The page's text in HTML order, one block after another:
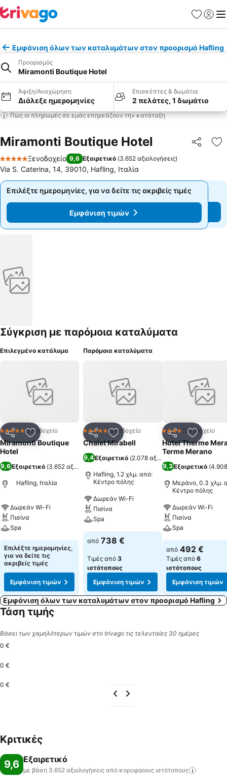
Εμφάνιση όλων των καταλυμάτων στον προορισμό Hafling
Προορισμός
Miramonti Boutique Hotel
Άφιξη/Αναχώρηση
Διάλεξε ημερομηνίες
Επισκέπτες & δωμάτια
2 πελάτες, 1 δωμάτιο
Πώς οι πληρωμές σε εμάς επηρεάζουν την κατάταξη
Miramonti Boutique Hotel
5 Αστέρια
Ξενοδοχείο 9,6 Εξαιρετικό (3.652 αξιολογήσεις)
Via S. Caterina, 14, 39010, Hafling, Ιταλία
Επιλέξτε ημερομηνίες, για να δείτε τις ακριβείς τιμές
Εμφάνιση τιμών
Επιλέξτε ημερομηνίες, για να δείτε τις ακριβείς τιμές
Εμφάνιση τιμών
Σύγκριση με παρόμοια καταλύματα
Επιλεγμένο κατάλυμα
ΚοινοποίησηΠροσθήκη στα αγαπημένα
5 ΑστέριαΞενοδοχείο
Miramonti Boutique
Hotel
9,6Εξαιρετικό (3.652 αξιολογήσεις
Hafling, Ιταλία
Δωρεάν Wi-Fi
Πισίνα
Spa
Επιλέξτε ημερομηνίες,
για να δείτε τις
ακριβείς τιμές
Εμφάνιση τιμών
Παρόμοια καταλύματα
ΚοινοποίησηΠροσθήκη στα αγαπημένα
5 ΑστέριαΞενοδοχείο
Chalet Mirabell
9,4Εξαιρετικό (2.078 αξιολογήσεις
Hafling, 1.2 χλμ. από:
Κέντρο πόλης
Δωρεάν Wi-Fi
Πισίνα
Spa
από 738 €
Τιμές από 3
ιστότοπους
Εμφάνιση τιμών
Κοινοποίηση
4 ΑστέριαΞενοδοχείο
Hotel Therme
Terme Merano
9,3Εξαιρετικό (4.908
Μεράνο, 0.3 χλμ.
Κέντρο πόλης
Δωρεάν Wi-Fi
Πισίνα
Spa
από 492 €
Τιμές από 6
ιστότοπους
Εμφάνιση τιμών
Εμφάνιση όλων των καταλυμάτων στον προορισμό Hafling
Τάση τιμής
Βάσει των χαμηλότερων τιμών στο trivago τις τελευταίες 30 ημέρες
0 €
0 €
0 €
Κριτικές
9,6 Εξαιρετικό
με βάση 3.652 αξιολογήσεις από κορυφαίους ιστότοπους